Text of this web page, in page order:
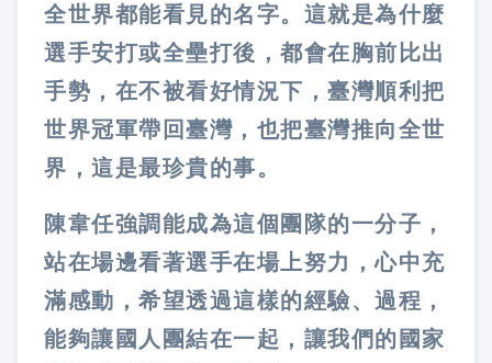
全世界都能看見的名字。這就是為什麼
選手安打或全壘打後，都會在胸前比出
手勢，在不被看好情況下，臺灣順利把
世界冠軍帶回臺灣，也把臺灣推向全世
界，這是最珍貴的事。
陳韋任強調能成為這個團隊的一分子，
站在場邊看著選手在場上努力，心中充
滿感動，希望透過這樣的經驗、過程，
能夠讓國人團結在一起，讓我們的國家